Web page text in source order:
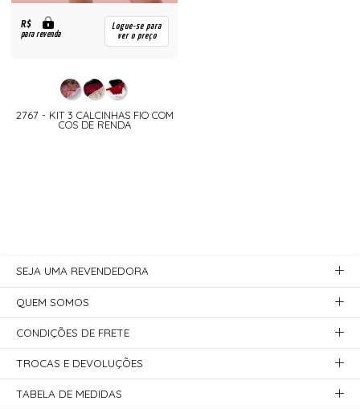
R$
para revenda
Logue-se para
ver o preço
2767 - KIT 3 CALCINHAS FIO COM
COS DE RENDA
SEJA UMA REVENDEDORA
QUEM SOMOS
CONDIÇÕES DE FRETE
TROCAS E DEVOLUÇÕES
TABELA DE MEDIDAS